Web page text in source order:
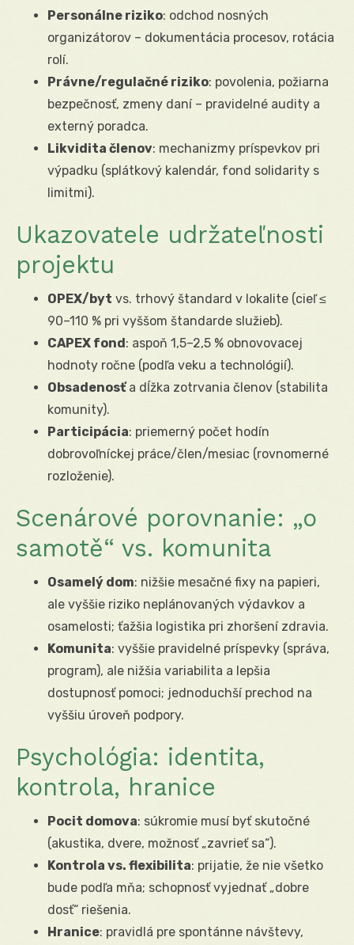
Personálne riziko: odchod nosných
organizátorov – dokumentácia procesov, rotácia
rolí.
Právne/regulačné riziko: povolenia, požiarna
bezpečnosť, zmeny daní – pravidelné audity a
externý poradca.
Likvidita členov: mechanizmy príspevkov pri
výpadku (splátkový kalendár, fond solidarity s
limitmi).
Ukazovatele udržateľnosti
projektu
OPEX/byt vs. trhový štandard v lokalite (cieľ ≤
90–110 % pri vyššom štandarde služieb).
CAPEX fond: aspoň 1,5–2,5 % obnovovacej
hodnoty ročne (podľa veku a technológií).
Obsadenosťa dĺžka zotrvania členov (stabilita
komunity).
Participácia: priemerný počet hodín
dobrovoľníckej práce/člen/mesiac (rovnomerné
rozloženie).
Scenárové porovnanie: „o
samotě“ vs. komunita
Osamelý dom: nižšie mesačné fixy na papieri,
ale vyššie riziko neplánovaných výdavkov a
osamelosti; ťažšia logistika pri zhoršení zdravia.
Komunita: vyššie pravidelné príspevky (správa,
program), ale nižšia variabilita a lepšia
dostupnosť pomoci; jednoduchší prechod na
vyššiu úroveň podpory.
Psychológia: identita,
kontrola, hranice
Pocit domova: súkromie musí byť skutočné
(akustika, dvere, možnosť „zavrieť sa“).
Kontrola vs. flexibilita: prijatie, že nie všetko
bude podľa mňa; schopnosť vyjednať „dobre
dosť“ riešenia.
Hranice: pravidlá pre spontánne návštevy,